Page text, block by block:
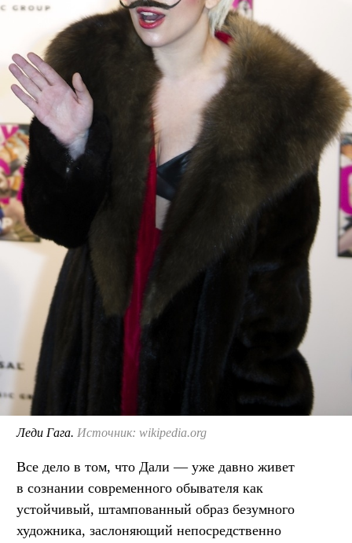
Леди Гага. Источник: wikipedia.org
Все дело в том, что Дали — уже давно живет
в сознании современного обывателя как
устойчивый, штампованный образ безумного
художника, заслоняющий непосредственно